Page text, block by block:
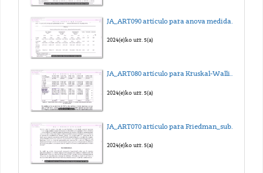
2024(e)ko urr. 5(a)
JA_ART080 artículo para Kruskal-Wallis_sub_eus
2024(e)ko urr. 5(a)
2024(e)ko urr. 5(a)